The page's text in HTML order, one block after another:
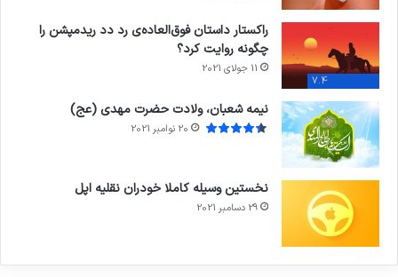
7.4
راکستار داستان فوق‌العاده‌ی رد دد ریدمپشن را
چگونه روایت کرد؟
11 جولای 2021
نیمه شعبان، ولادت حضرت مهدی (عج)
20 نوامبر 2021
نخستین وسیله کاملا خودران نقلیه اپل
29 دسامبر 2021